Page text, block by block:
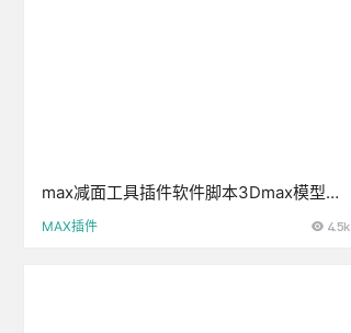
max减面工具插件软件脚本3Dmax模型降
低面数优化工具3D模型设计
MAX插件 4.5k